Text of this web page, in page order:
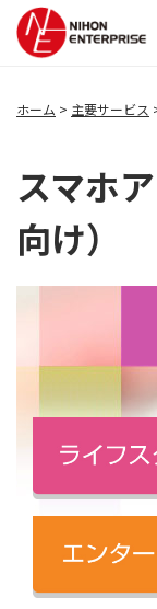
ホーム 主要サービス
スマホ
向け）